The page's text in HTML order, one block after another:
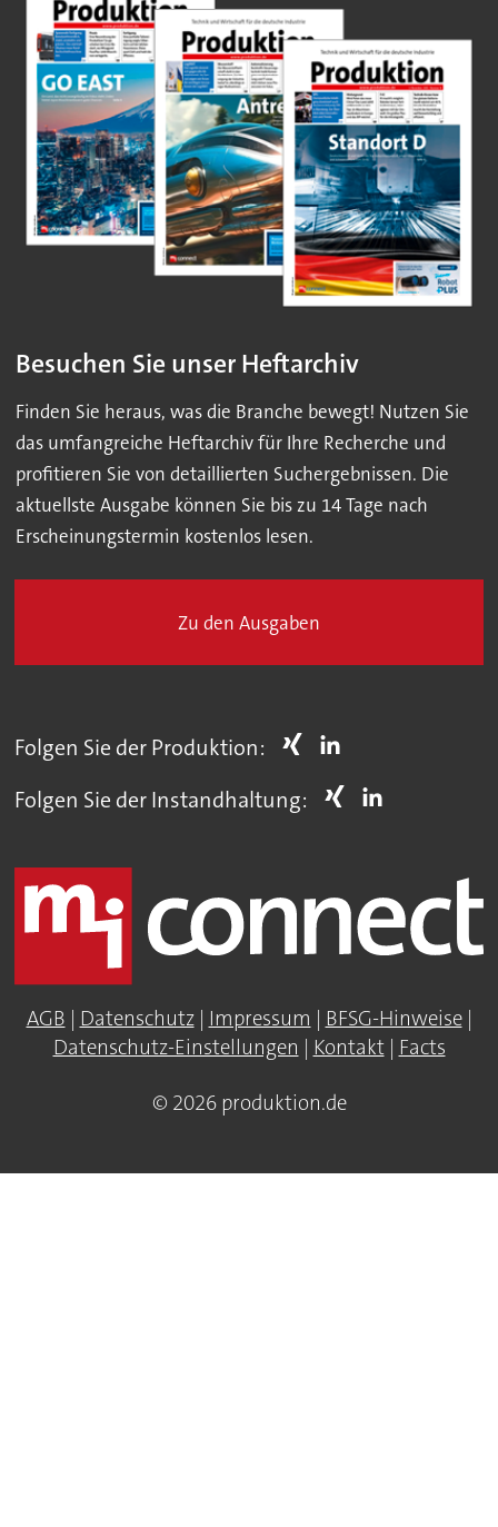
Besuchen Sie unser Heftarchiv
Finden Sie heraus, was die Branche bewegt! Nutzen Sie
das umfangreiche Heftarchiv für Ihre Recherche und
profitieren Sie von detaillierten Suchergebnissen. Die
aktuellste Ausgabe können Sie bis zu 14 Tage nach
Erscheinungstermin kostenlos lesen.
Zu den Ausgaben
Folgen Sie der Produktion:
Folgen Sie der Instandhaltung:
AGB | Datenschutz| Impressum | BFSG-Hinweise|
Datenschutz-Einstellungen | Kontakt| Facts
© 2026 produktion.de